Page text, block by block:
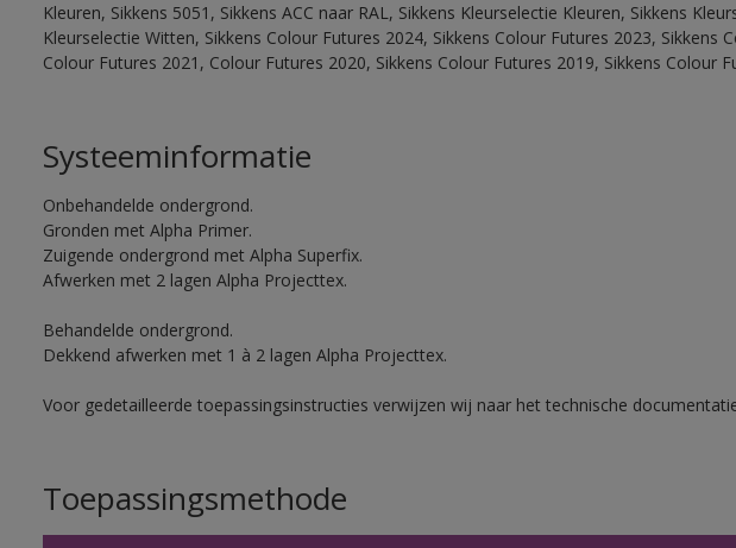
Kleuren, Sikkens 5051, Sikkens ACC naar RAL, Sikkens Kleurselectie Kleuren, Sikkens
Kleurselectie Witten, Sikkens Colour Futures 2024, Sikkens Colour Futures 2023, Sikkens
Colour Futures 2021, Colour Futures 2020, Sikkens Colour Futures 2019, Sikkens Colour
Systeeminformatie
Onbehandelde ondergrond.
Gronden met Alpha Primer.
Zuigende ondergrond met Alpha Superfix.
Afwerken met 2 lagen Alpha Projecttex.
Behandelde ondergrond.
Dekkend afwerken met 1 à 2 lagen Alpha Projecttex.
Voor gedetailleerde toepassingsinstructies verwijzen wij naar het technische
Toepassingsmethode